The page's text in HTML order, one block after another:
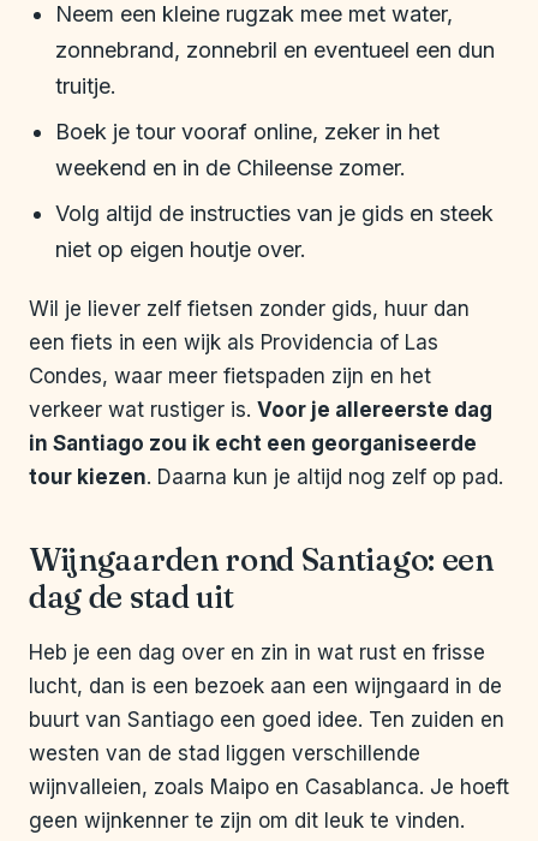
Neem een kleine rugzak mee met water,
zonnebrand, zonnebril en eventueel een dun
truitje.
Boek je tour vooraf online, zeker in het
weekend en in de Chileense zomer.
Volg altijd de instructies van je gids en steek
niet op eigen houtje over.
Wil je liever zelf fietsen zonder gids, huur dan
een fiets in een wijk als Providencia of Las
Condes, waar meer fietspaden zijn en het
verkeer wat rustiger is. Voor je allereerste dag
in Santiago zou ik echt een georganiseerde
tour kiezen. Daarna kun je altijd nog zelf op pad.
Wijngaarden rond Santiago: een
dag de stad uit
Heb je een dag over en zin in wat rust en frisse
lucht, dan is een bezoek aan een wijngaard in de
buurt van Santiago een goed idee. Ten zuiden en
westen van de stad liggen verschillende
wijnvalleien, zoals Maipo en Casablanca. Je hoeft
geen wijnkenner te zijn om dit leuk te vinden.